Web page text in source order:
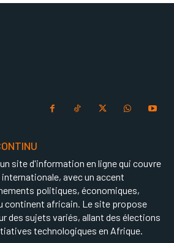
site d'information en ligne qui couvre
avec un accent
politiques, économiques,
continent africain. Le site propose
des sujets variés, allant des élections
technologiques en Afrique.